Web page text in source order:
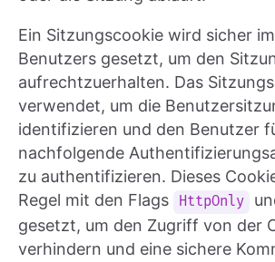
Ein Sitzungscookie wird sicher
Benutzers gesetzt, um den
aufrechtzuerhalten. Das
verwendet, um die
identifizieren und den Benutzer
nachfolgende
zu authentifizieren. Dieses
Regel mit den Flags
HttpOnly
gesetzt, um den Zugriff von der
verhindern und eine sichere